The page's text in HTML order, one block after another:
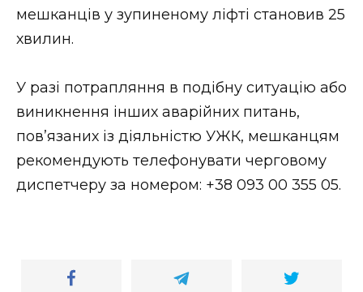
мешканців у зупиненому ліфті становив 25
хвилин.
У разі потрапляння в подібну ситуацію або
виникнення інших аварійних питань,
пов’язаних із діяльністю УЖК, мешканцям
рекомендують телефонувати черговому
диспетчеру за номером: +38 093 00 355 05.